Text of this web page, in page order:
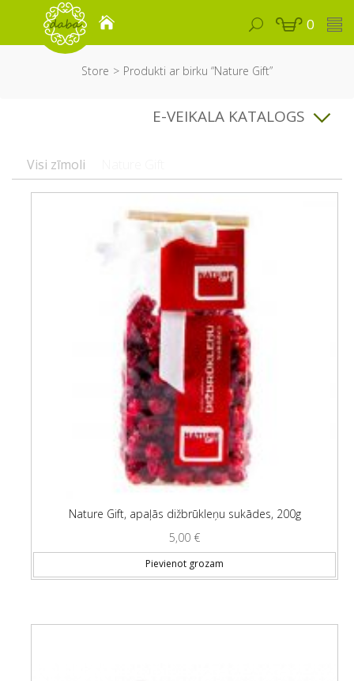
0
Store Produkti ar birku “Nature Gift”
E-VEIKALA KATALOGS
Visi zīmoli
Nature Gift, apaļās dižbrūkleņu sukādes, 200g
5,00 €
Pievienot grozam